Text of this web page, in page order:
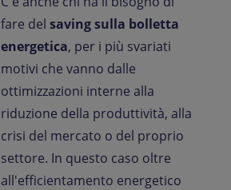
fare del saving sulla bolletta
energetica, per i più svariati
motivi che vanno dalle
ottimizzazioni interne alla
riduzione della produttività, alla
crisi del mercato o del proprio
settore. In questo caso oltre
all'efficientamento energetico